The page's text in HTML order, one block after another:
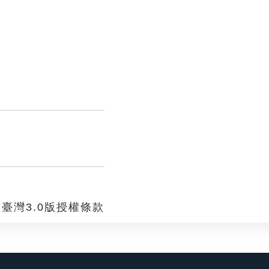
灣3.0版授權條款